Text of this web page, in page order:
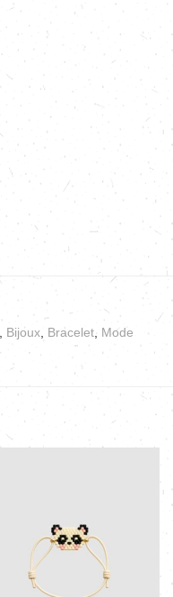
Bijoux Bracelet Mode